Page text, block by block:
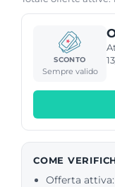
SCONTO
Sempre valido
COME
Offerta attiva: